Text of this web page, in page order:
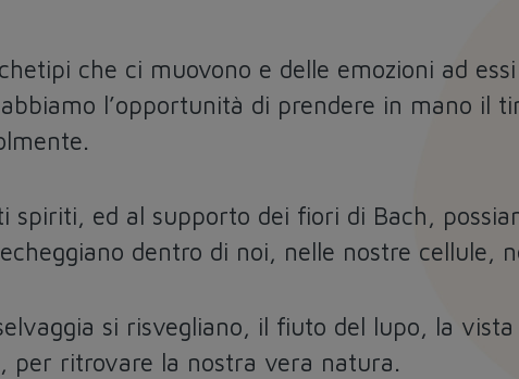
che ci muovono e delle emozioni ad
l’opportunità di prendere in mano il
spiriti, ed al supporto dei fiori di Bach,
dentro di noi, nelle nostre cellule,
si risvegliano, il fiuto del lupo, la vista
per ritrovare la nostra vera natura.